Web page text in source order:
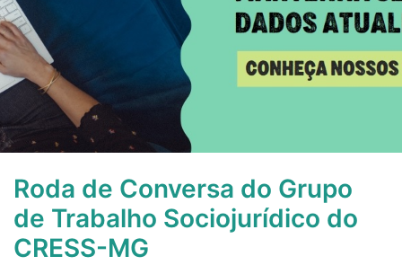
Roda de Conversa do Grupo
de Trabalho Sociojurídico do
CRESS-MG